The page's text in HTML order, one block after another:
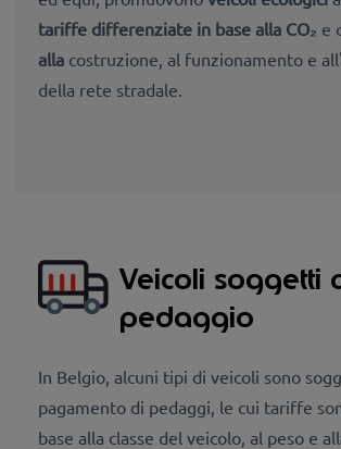
tariffe differenziate in base alla CO₂ e
alla costruzione, al funzionamento e
della rete stradale.
Veicoli soggetti
pedaggio
In Belgio, alcuni tipi di veicoli sono
pagamento di pedaggi, le cui tariffe
base alla classe del veicolo, al peso e